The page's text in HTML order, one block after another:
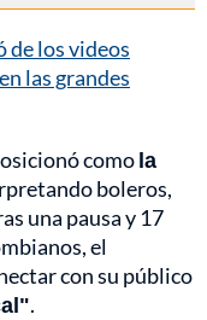
de los videos
las grandes
comola
boleros,
una pausa y 17
el
con su público
.